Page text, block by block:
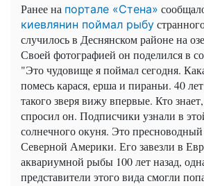
Ранее на портале «Стена»
киевлянин поймал рыбу
случилось в Деснянском районе на
Своей фотографией он поделился в
"Это чудовище я поймал сегодня.
помесь карася, ерша и пираньи. 40
такого зверя вижу впервые. Кто
спросил он. Подписчики узнали в
солнечного окуня. Это
Северной Америки. Его завезли в
аквариумной рыбы 100 лет назад,
представители этого вида смогли